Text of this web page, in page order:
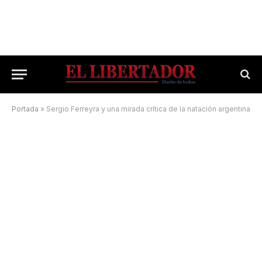
Portada » Sergio Ferreyra y una mirada crítica de la natación argentina